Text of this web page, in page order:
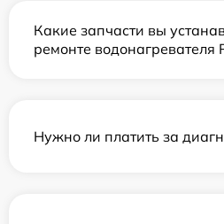
Какие запчасти вы
ремонте водонагревателя
Нужно ли платить за